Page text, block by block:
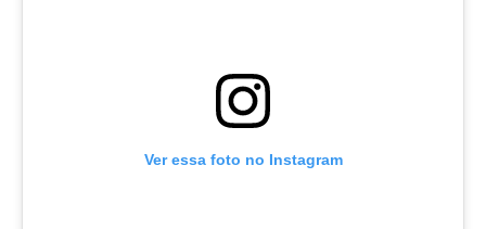
Ver essa foto no Instagram